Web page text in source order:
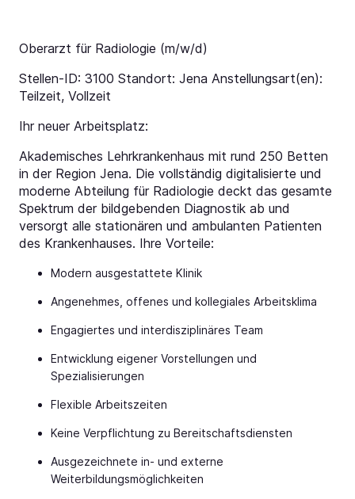
Oberarzt für Radiologie (m/w/d)
Stellen-ID: 3100 Standort: Jena Anstellungsart(en):
Teilzeit, Vollzeit
Ihr neuer Arbeitsplatz:
Akademisches Lehrkrankenhaus mit rund 250 Betten
in der Region Jena. Die vollständig digitalisierte und
moderne Abteilung für Radiologie deckt das gesamte
Spektrum der bildgebenden Diagnostik ab und
versorgt alle stationären und ambulanten Patienten
des Krankenhauses. Ihre Vorteile:
Modern ausgestattete Klinik
Angenehmes, offenes und kollegiales Arbeitsklima
Engagiertes und interdisziplinäres Team
Entwicklung eigener Vorstellungen und
Spezialisierungen
Flexible Arbeitszeiten
Keine Verpflichtung zu Bereitschaftsdiensten
Ausgezeichnete in- und externe
Weiterbildungsmöglichkeiten